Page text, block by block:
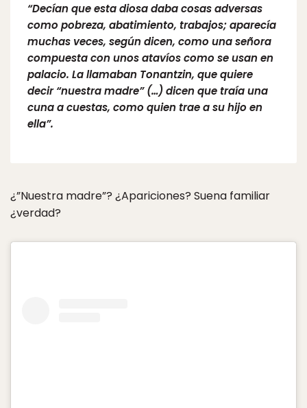
“Decían que esta diosa daba cosas adversas
como pobreza, abatimiento, trabajos; aparecía
muchas veces, según dicen, como una señora
compuesta con unos atavíos como se usan en
palacio. La llamaban Tonantzin, que quiere
decir “nuestra madre” (…) dicen que traía una
cuna a cuestas, como quien trae a su hijo en
ella”.
¿”Nuestra madre”? ¿Apariciones? Suena familiar
¿verdad?